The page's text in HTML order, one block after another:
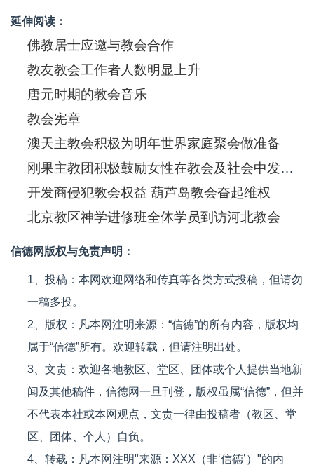
延伸阅读：
佛教居士应邀与教会合作
教友教会工作者人数明显上升
唐元时期的教会音乐
教会宪章
澳天主教会积极为明年世界家庭聚会做准备
刚果主教团积极鼓励女性在教会及社会中发挥重大作用
开发商侵犯教会权益 葫芦岛教会奋起维权
北京教区神学进修班全体学员到访河北教会
信德网版权与免责声明：
1、投稿：本网欢迎网络和传真等各类方式投稿，但请勿
一稿多投。
2、版权：凡本网注明来源：“信德”的所有内容，版权均
属于“信德”所有。欢迎转载，但请注明出处。
3、文责：欢迎各地教区、堂区、团体或个人提供当地新
闻及其他稿件，信德网一旦刊登，版权虽属“信德”，但并
不代表本社或本网观点，文责一律由投稿者（教区、堂
区、团体、个人）自负。
4、转载：凡本网注明"来源：XXX（非‘信德’）"的内